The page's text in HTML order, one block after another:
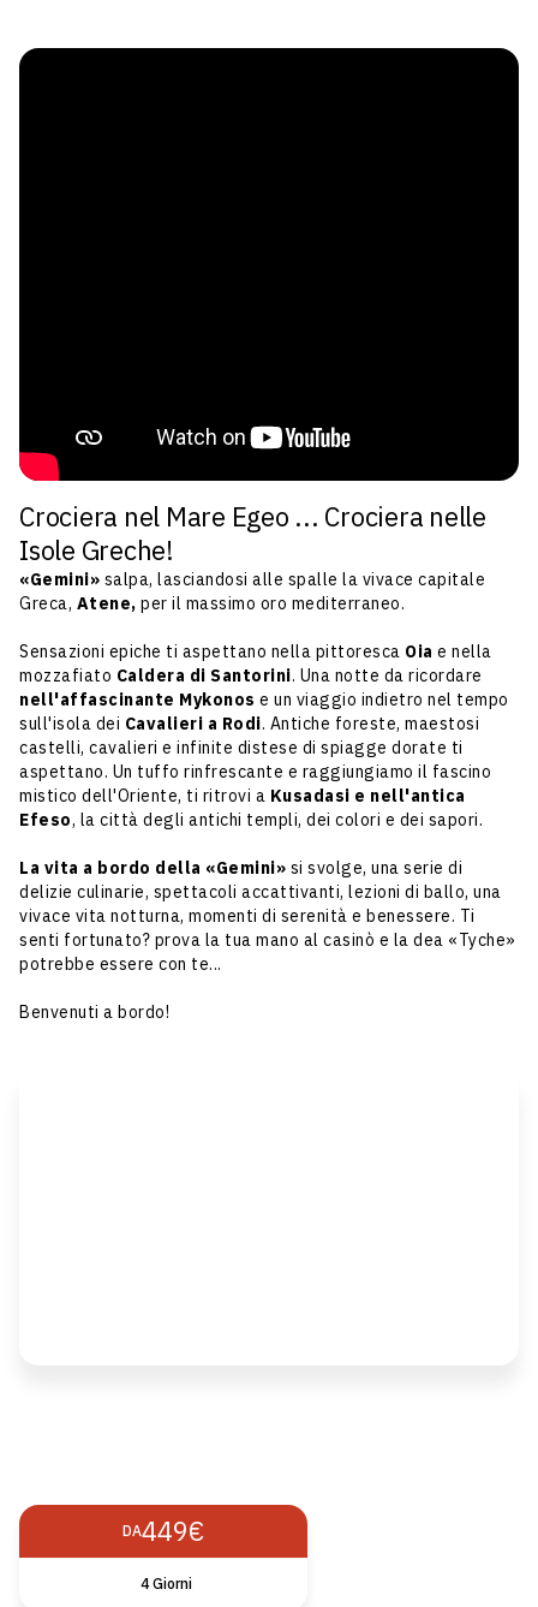
Crociera nel Mare Egeo ... Crociera nelle
Isole Greche!
«Gemini» salpa, lasciandosi alle spalle la vivace capitale
Greca, Atene, per il massimo oro mediterraneo.
Sensazioni epiche ti aspettano nella pittoresca Oia e nella
mozzafiato Caldera di Santorini. Una notte da ricordare
nell'affascinante Mykonos e un viaggio indietro nel tempo
sull'isola dei Cavalieri a Rodi. Antiche foreste, maestosi
castelli, cavalieri e infinite distese di spiagge dorate ti
aspettano. Un tuffo rinfrescante e raggiungiamo il fascino
mistico dell'Oriente, ti ritrovi a Kusadasi e nell'antica
Efeso, la città degli antichi templi, dei colori e dei sapori.
La vita a bordo della «Gemini» si svolge, una serie di
delizie culinarie, spettacoli accattivanti, lezioni di ballo, una
vivace vita notturna, momenti di serenità e benessere. Ti
senti fortunato? prova la tua mano al casinò e la dea «Tyche»
potrebbe essere con te...
Benvenuti a bordo!
DA449€
4 Giorni